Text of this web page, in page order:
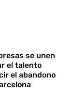
se unen
el talento
el abandono